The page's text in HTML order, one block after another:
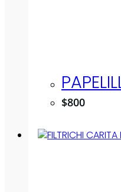
$800